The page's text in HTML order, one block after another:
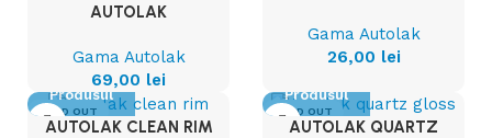
AUTOLAK
Gama Autolak
69,00 lei
Gama Autolak
26,00 lei
SOLD OUT
Vezi
Produsul
AUTOLAK CLEAN RIM
SOLD OUT
Produsul
AUTOLAK QUARTZ